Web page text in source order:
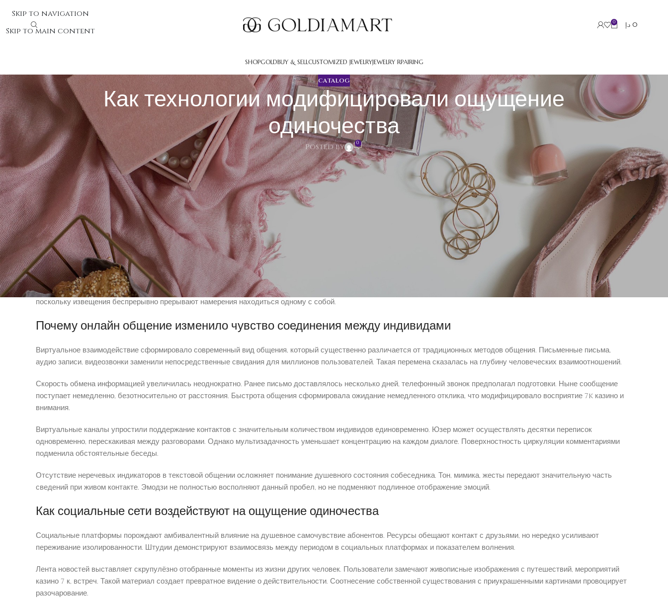
Skip to navigation
Skip to main content
0 0 د.إ
SHOPGOLDBUY & SELLCUSTOMIZED JEWELRYJEWELRY RPAIRING
CATALOG
Как технологии модифицировали ощущение
одиночества
Posted by 0
Как технологии модифицировали ощущение одиночества
Сегодняшние разработки фундаментально преобразовали понимание людей об одиночестве. Раньше нехватка телесного нахождения других человека воспринималось как
природное условие. Человек мог находиться один дома без чувства изолированности. Теперь положение преобразилась коренным образом.
Смартфоны и планшеты породили ощущение беспрерывного пребывания близких. Аппараты позволяют немедленно контактировать с друзьями, родственниками,
коллегами 7к казино официальный сайт в любой час. Материальное уединённость больше не предполагает абсолютную обособленность от сообщества.
Когда сообщение находится без ответа несколько часов, зарождается беспокойство. Ожидания реакции на запись создаёт беспокойство. Технологии выработали
актуальные правила взаимодействия, где быстрота отклика превратилась индикатором значимости связей.
Цифровая эра размыла границы между одиночеством и уединением. Первое расценивается как негативное условие, нуждающееся изменения. Второе делается редкостью,
поскольку извещения беспрерывно прерывают намерения находиться одному с собой.
Почему онлайн общение изменило чувство соединения между индивидами
Виртуальное взаимодействие сформировало современный вид общения, который существенно различается от традиционных методов общения. Письменные письма,
аудио записи, видеозвонки заменили непосредственные свидания для миллионов пользователей. Такая перемена сказалась на глубину человеческих взаимоотношений.
Скорость обмена информацией увеличилась неоднократно. Ранее письмо доставлялось несколько дней, телефонный звонок предполагал подготовки. Ныне сообщение
поступает немедленно, безотносительно от расстояния. Быстрота общения сформировала ожидание немедленного отклика, что модифицировало восприятие 7k казино и
внимания.
Виртуальные каналы упростили поддержание контактов с значительным количеством индивидов единовременно. Юзер может осуществлять десятки переписок
одновременно, перескакивая между разговорами. Однако мультизадачность уменьшает концентрацию на каждом диалоге. Поверхностность циркуляции комментариями
подменила обстоятельные беседы.
Отсутствие неречевых индикаторов в текстовой общении осложняет понимание душевного состояния собеседника. Тон, мимика, жесты передают значительную часть
сведений при живом контакте. Эмодзи не полностью восполняют данный пробел, но не подменяют подлинное отображение эмоций.
Как социальные сети воздействуют на ощущение одиночества
Социальные платформы порождают амбивалентный влияние на душевное самочувствие абонентов. Ресурсы обещают контакт с друзьями, но нередко усиливают
переживание изолированности. Штудии демонстрируют взаимосвязь между периодом в социальных платформах и показателем волнения.
Лента новостей выставляет скрупулёзно отобранные моменты из жизни других человек. Пользователи замечают живописные изображения с путешествий, мероприятий
казино 7 к, встреч. Такой материал создает превратное видение о действительности. Соотнесение собственной существования с приукрашенными картинами провоцирует
разочарование.